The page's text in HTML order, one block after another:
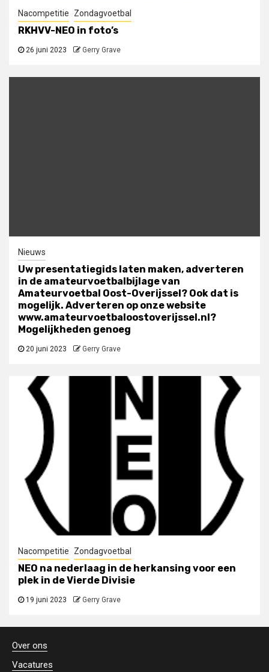
Nacompetitie Zondagvoetbal
RKHVV-NEO in foto’s
26 juni 2023 Gerry Grave
Nieuws
Uw presentatiegids laten maken, adverteren
in de amateurvoetbalbijlage van
Amateurvoetbal Oost-Overijssel? Ook dat is
mogelijk. Adverteren op onze website
www.amateurvoetbaloostoverijssel.nl?
Mogelijkheden genoeg
20 juni 2023 Gerry Grave
Nacompetitie Zondagvoetbal
NEO na nederlaag in de herkansing voor een
plek in de Vierde Divisie
19 juni 2023 Gerry Grave
Over ons
Vacatures